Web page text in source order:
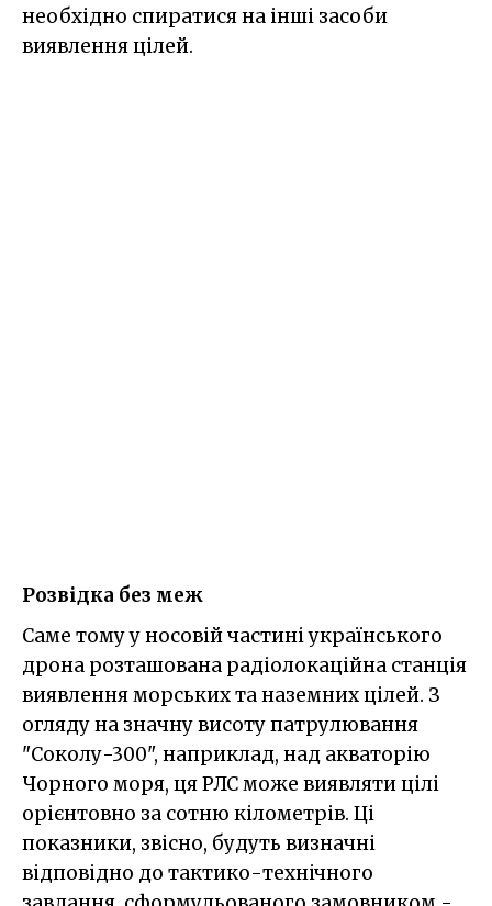
необхідно спиратися на інші засоби
виявлення цілей.
Розвідка без меж
Саме тому у носовій частині українського
дрона розташована радіолокаційна станція
виявлення морських та наземних цілей. З
огляду на значну висоту патрулювання
"Соколу-300", наприклад, над акваторію
Чорного моря, ця РЛС може виявляти цілі
орієнтовно за сотню кілометрів. Ці
показники, звісно, будуть визначні
відповідно до тактико-технічного